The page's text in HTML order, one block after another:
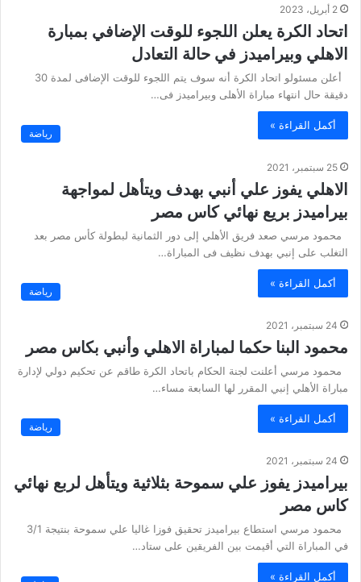
2 أبريل، 2023
اتحاد الكرة يعلن اللجوء للوقت الإضافي بمبارة
الاهلي وبيراميدز في حالة التعادل
أعلن مسئولو اتحاد الكرة أنه سوف يتم اللجوء للوقت الإضافى لمدة 30
دقيقة حال انتهاء مباراة الأهلى وبيراميدز فى…
أكمل القراءة »
رياضة
25 سبتمبر، 2021
الاهلي يفوز علي أنبي بهدف ويتأهل لمواجهة
بيراميدز بريع نهائي كاس مصر
محمود مرسي صعد فريق الأهلي إلى دور الثمانية لبطولة كأس مصر بعد
التغلب على إنبي بهدف نظيف فى المباراة…
أكمل القراءة »
رياضة
24 سبتمبر، 2021
محمود البنا حكما لمباراة الاهلي وأنبي بكاس مصر
محمود مرسي أعلنت لجنة الحكام باتحاد الكرة طاقم عن تحكيم دولي لإدارة
مباراة الأهلي إنبي المقرر لها السابعة مساء…
أكمل القراءة »
رياضة
24 سبتمبر، 2021
بيراميدز يفوز علي سموحة بثلاثية ويتأهل لربع نهائي
كاس مصر
محمود مرسي استطاع بيراميدز تحقيق فوزا غاليا علي سموحة بنتيجة 3/1
في المباراة التي أقيمت بين الفريقين على ستاد…
أكمل القراءة »